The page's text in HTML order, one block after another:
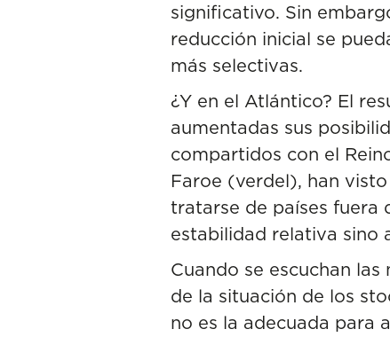
significativo. Sin
reducción inicial se
más selectivas.
¿Y en el Atlántico? El
aumentadas sus
compartidos con el
Faroe (verdel), han
tratarse de países fuera
estabilidad relativa sino
Cuando se escuchan
de la situación de los
no es la adecuada para